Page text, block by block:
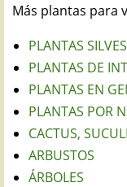
Más plantas para
PLANTAS
PLANTAS DE
PLANTAS EN
PLANTAS POR
CACTUS,
ARBUSTOS
ÁRBOLES